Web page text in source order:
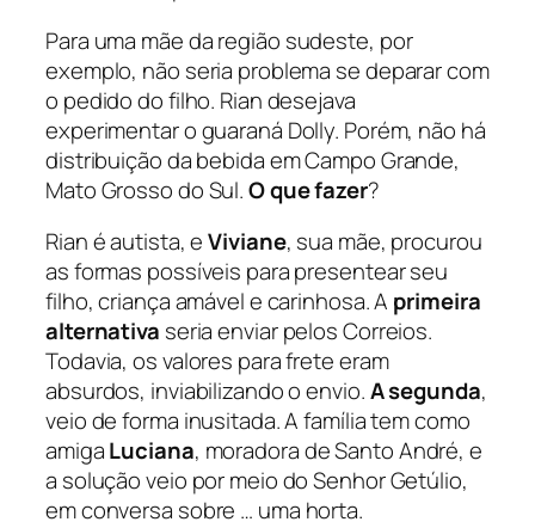
Para uma mãe da região sudeste, por
exemplo, não seria problema se deparar com
o pedido do filho. Rian desejava
experimentar o guaraná Dolly. Porém, não há
distribuição da bebida em Campo Grande,
Mato Grosso do Sul.O que fazer?
Rian é autista, eViviane, sua mãe, procurou
as formas possíveis para presentear seu
filho, criança amável e carinhosa. A primeira
alternativa seria enviar pelos Correios.
Todavia, os valores para frete eram
absurdos, inviabilizando o envio.A segunda,
veio de forma inusitada. A família tem como
amigaLuciana, moradora de Santo André, e
a solução veio por meio do Senhor Getúlio,
em conversa sobre … uma horta.